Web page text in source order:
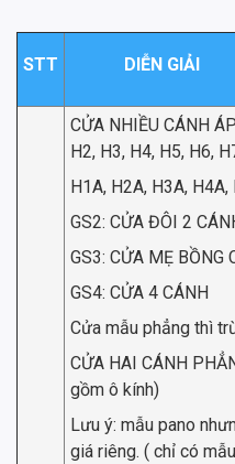
STT DIỄN GIẢI
CỬA NHIỀU CÁNH
H2, H3, H4, H5, H6,
H1A, H2A, H3A, H4A,
GS2: CỬA ĐÔI 2
GS3: CỬA MẸ BỒNG
GS4: CỬA 4 CÁNH
Cửa mẫu phẳng thì
CỬA HAI CÁNH
gồm ô kính)
Lưu ý: mẫu pano
giá riêng. ( chỉ có